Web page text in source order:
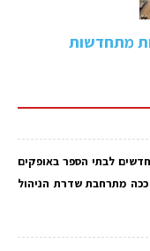
מתחדשות
לבתי הספר באופקים
מתרחבת שדרת הניהול